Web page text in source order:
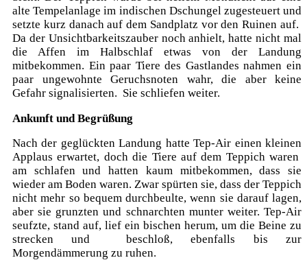
alte Tempelanlage im indischen Dschungel zugesteuert und
setzte kurz danach auf dem Sandplatz vor den Ruinen auf.
Da der Unsichtbarkeitszauber noch anhielt, hatte nicht mal
die Affen im Halbschlaf etwas von der Landung
mitbekommen. Ein paar Tiere des Gastlandes nahmen ein
paar ungewohnte Geruchsnoten wahr, die aber keine
Gefahr signalisierten. Sie schliefen weiter.
Ankunft und Begrüßung
Nach der geglückten Landung hatte Tep-Air einen kleinen
Applaus erwartet, doch die Tiere auf dem Teppich waren
am schlafen und hatten kaum mitbekommen, dass sie
wieder am Boden waren. Zwar spürten sie, dass der Teppich
nicht mehr so bequem durchbeulte, wenn sie darauf lagen,
aber sie grunzten und schnarchten munter weiter. Tep-Air
seufzte, stand auf, lief ein bischen herum, um die Beine zu
strecken und beschloß, ebenfalls bis zur
Morgendämmerung zu ruhen.